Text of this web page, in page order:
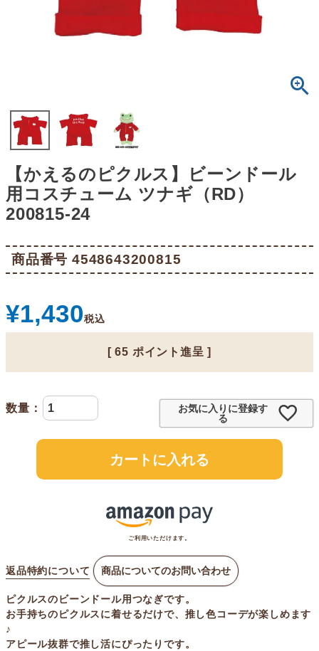
【かえるのピクルス】ビーンドール
用コスチューム ツナギ（RD）
200815-24
商品番号 4548643200815
¥1,430税込
[ 65 ポイント進呈 ]
お気に入りに登録す
る
カートに入れる
ご利用いただけます。
返品特約について 商品についてのお問い合わせ
ピクルスのビーンドール用つなぎです。
お手持ちのピクルスに着せるだけで、推し色コーデが楽しめます
♪
アピール抜群で推し活にぴったりです。